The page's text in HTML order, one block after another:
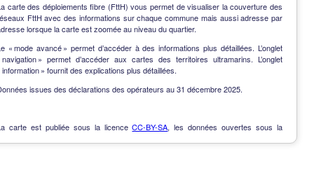
carte des déploiements fibre (FttH) vous permet de visualiser la couverture des
FttH avec des informations sur chaque commune mais aussi adresse par
lorsque la carte est zoomée au niveau du quartier.
« mode avancé » permet d’accéder à des informations plus détaillées. L’onglet
navigation » permet d’accéder aux cartes des territoires ultramarins. L’onglet
information » fournit des explications plus détaillées.
issues des déclarations des opérateurs au 31 décembre 2025.
carte est publiée sous la licenceCC-BY-SA, les données ouvertes sous la